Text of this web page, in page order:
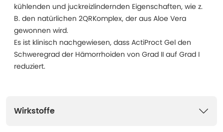
kühlenden und juckreizlindernden Eigenschaften, wie z.
B. den natürlichen 2QR­Komplex, der aus Aloe Vera
gewonnen wird.
Es ist klinisch nachgewiesen, dass ActiProct Gel den
Schweregrad der Hämorrhoiden von Grad II auf Grad I
reduziert.
Wirkstoffe